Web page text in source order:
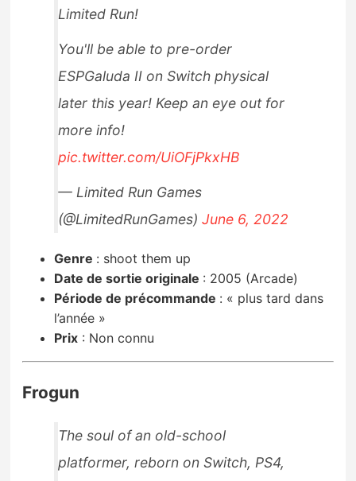
Limited Run!
You'll be able to pre-order
ESPGaluda II on Switch physical
later this year! Keep an eye out for
more info!
pic.twitter.com/UiOFjPkxHB
— Limited Run Games
(@LimitedRunGames)June 6, 2022
Genre : shoot them up
Date de sortie originale : 2005 (Arcade)
Période de précommande : « plus tard dans
l’année »
Prix : Non connu
Frogun
The soul of an old-school
platformer, reborn on Switch, PS4,